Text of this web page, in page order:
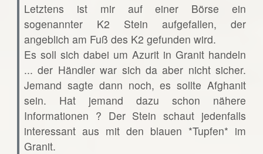
Letztens ist mir auf einer Börse ein
sogenannter K2 Stein aufgefallen, der
angeblich am Fuß des K2 gefunden wird.
Es soll sich dabei um Azurit in Granit handeln
... der Händler war sich da aber nicht sicher.
Jemand sagte dann noch, es sollte Afghanit
sein. Hat jemand dazu schon nähere
Informationen ? Der Stein schaut jedenfalls
interessant aus mit den blauen *Tupfen* im
Granit.